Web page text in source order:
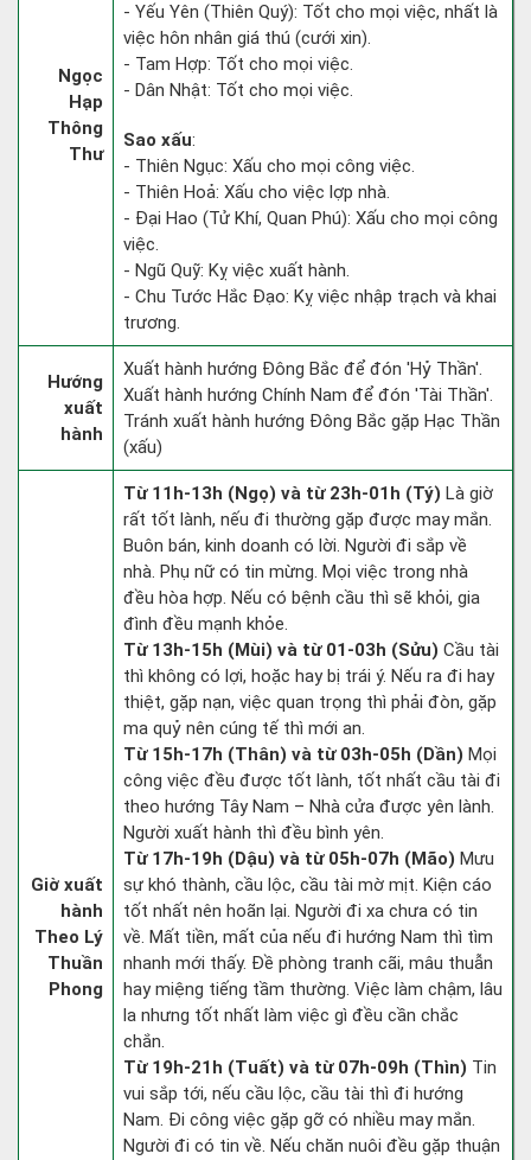
Ngọc
Hạp
Thông
Thư
- Yếu Yên (Thiên Quý): Tốt cho mọi việc, nhất là
việc hôn nhân giá thú (cưới xin).
- Tam Hợp: Tốt cho mọi việc.
- Dân Nhật: Tốt cho mọi việc.
Sao xấu:
- Thiên Ngục: Xấu cho mọi công việc.
- Thiên Hoả: Xấu cho việc lợp nhà.
- Đại Hao (Tử Khí, Quan Phú): Xấu cho mọi công
việc.
- Ngũ Quỹ: Kỵ việc xuất hành.
- Chu Tước Hắc Đạo: Kỵ việc nhập trạch và khai
trương.
Hướng
xuất
hành
Xuất hành hướng Đông Bắc để đón 'Hỷ Thần'.
Xuất hành hướng Chính Nam để đón 'Tài Thần'.
Tránh xuất hành hướng Đông Bắc gặp Hạc Thần
(xấu)
Giờ xuất
hành
Theo Lý
Thuần
Phong
Từ 11h-13h (Ngọ) và từ 23h-01h (Tý) Là giờ
rất tốt lành, nếu đi thường gặp được may mắn.
Buôn bán, kinh doanh có lời. Người đi sắp về
nhà. Phụ nữ có tin mừng. Mọi việc trong nhà
đều hòa hợp. Nếu có bệnh cầu thì sẽ khỏi, gia
đình đều mạnh khỏe.
Từ 13h-15h (Mùi) và từ 01-03h (Sửu) Cầu tài
thì không có lợi, hoặc hay bị trái ý. Nếu ra đi hay
thiệt, gặp nạn, việc quan trọng thì phải đòn, gặp
ma quỷ nên cúng tế thì mới an.
Từ 15h-17h (Thân) và từ 03h-05h (Dần) Mọi
công việc đều được tốt lành, tốt nhất cầu tài đi
theo hướng Tây Nam – Nhà cửa được yên lành.
Người xuất hành thì đều bình yên.
Từ 17h-19h (Dậu) và từ 05h-07h (Mão) Mưu
sự khó thành, cầu lộc, cầu tài mờ mịt. Kiện cáo
tốt nhất nên hoãn lại. Người đi xa chưa có tin
về. Mất tiền, mất của nếu đi hướng Nam thì tìm
nhanh mới thấy. Đề phòng tranh cãi, mâu thuẫn
hay miệng tiếng tầm thường. Việc làm chậm, lâu
la nhưng tốt nhất làm việc gì đều cần chắc
chắn.
Từ 19h-21h (Tuất) và từ 07h-09h (Thìn) Tin
vui sắp tới, nếu cầu lộc, cầu tài thì đi hướng
Nam. Đi công việc gặp gỡ có nhiều may mắn.
Người đi có tin về. Nếu chăn nuôi đều gặp thuận